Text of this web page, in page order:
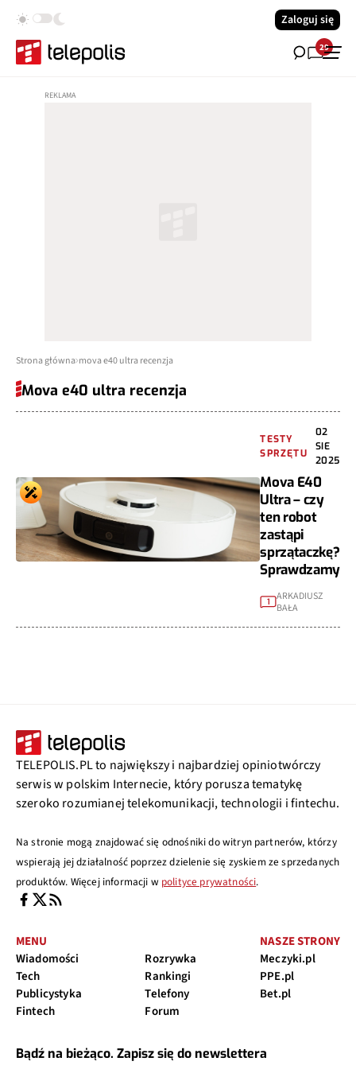
Zaloguj się
29
Strona główna mova e40 ultra recenzja
Mova e40 ultra recenzja
TESTY
SPRZĘTU
02
SIE
2025
Mova E40
Ultra – czy
ten robot
zastąpi
sprzątaczkę?
Sprawdzamy
1
ARKADIUSZ
BAŁA
TELEPOLIS.PL to największy i najbardziej opiniotwórczy
serwis w polskim Internecie, który porusza tematykę
szeroko rozumianej telekomunikacji, technologii i fintechu.
Na stronie mogą znajdować się odnośniki do witryn partnerów, którzy
wspierają jej działalność poprzez dzielenie się zyskiem ze sprzedanych
produktów. Więcej informacji w polityce prywatności.
MENU
Wiadomości
Tech
Publicystyka
Fintech
Rozrywka
Rankingi
Telefony
Forum
NASZE STRONY
Meczyki.pl
PPE.pl
Bet.pl
Bądź na bieżąco. Zapisz się do newslettera